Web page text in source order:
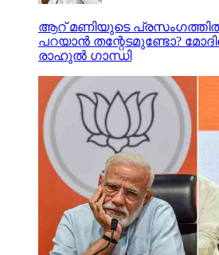
ആറ് മണിയുടെ
പറയാന്‍ തന്റേടമുണ്ടോ?
രാഹുല്‍ ഗാന്ധി